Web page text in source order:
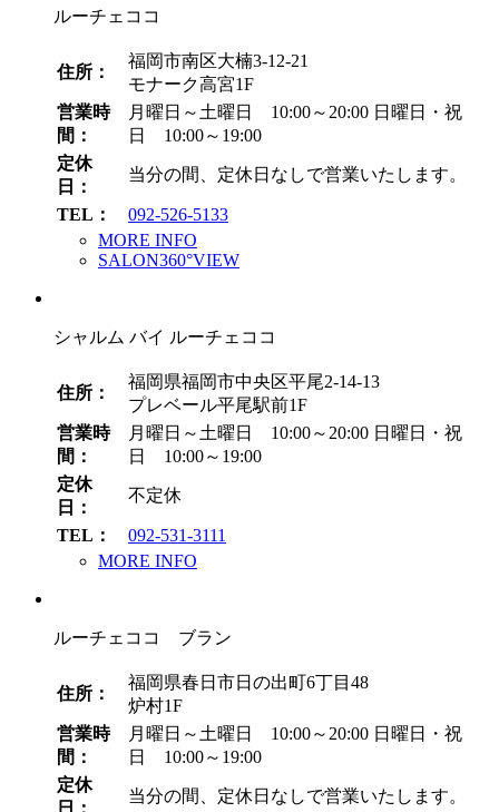
ルーチェココ
住所：
福岡市南区大楠3-12-21
モナーク高宮1F
営業時
間：
月曜日～土曜日 10:00～20:00 日曜日・祝
日 10:00～19:00
定休
日：
当分の間、定休日なしで営業いたします。
TEL：
092-526-5133
MORE INFO
SALON360°VIEW
シャルム バイ ルーチェココ
住所：
福岡県福岡市中央区平尾2-14-13
プレベール平尾駅前1F
営業時
間：
月曜日～土曜日 10:00～20:00 日曜日・祝
日 10:00～19:00
定休
日：
不定休
TEL：
092-531-3111
MORE INFO
ルーチェココ ブラン
住所：
福岡県春日市日の出町6丁目48
炉村1F
営業時
間：
月曜日～土曜日 10:00～20:00 日曜日・祝
日 10:00～19:00
定休
当分の間、定休日なしで営業いたします。